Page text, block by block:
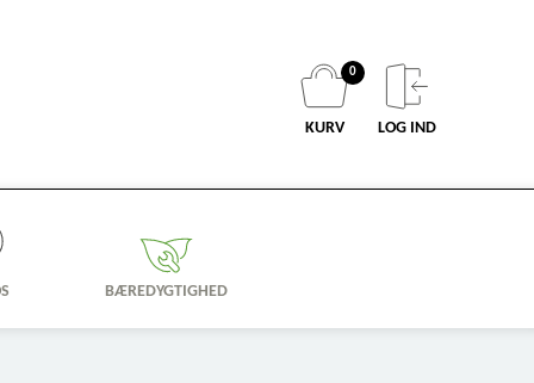
0
KURV LOG IND
BÆREDYGTIGHED